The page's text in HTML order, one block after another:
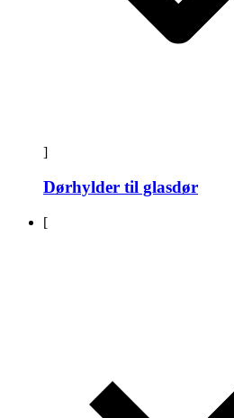
]
Dørhylder til glasdør
[